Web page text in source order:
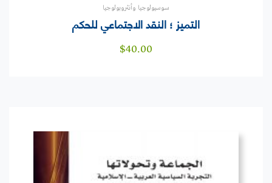
سوسيولوجيا وأنثروبولوجيا
التميز ؛ النقد الاجتماعي للحكم
$40.00